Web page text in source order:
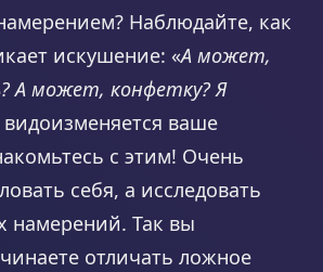
Наблюдайте, как
искушение: «А может,
А может, конфетку? Я
видоизменяется ваше
с этим! Очень
себя, а исследовать
намерений. Так вы
отличать ложное